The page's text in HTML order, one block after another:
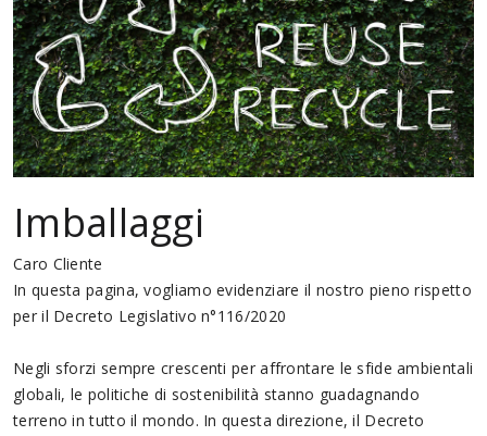
Imballaggi
Caro Cliente
In questa pagina, vogliamo evidenziare il nostro pieno rispetto
per il Decreto Legislativo n°116/2020
Negli sforzi sempre crescenti per affrontare le sfide ambientali
globali, le politiche di sostenibilità stanno guadagnando
terreno in tutto il mondo. In questa direzione, il Decreto